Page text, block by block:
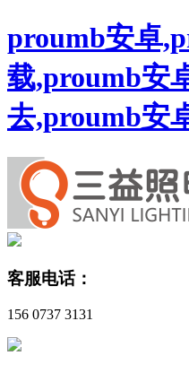
proumb安卓
载,proumb安
去,proumb安
客服电话：
156 0737 3131